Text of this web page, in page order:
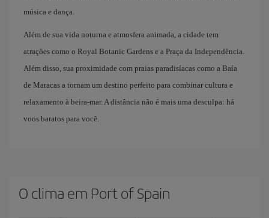
música e dança.
Além de sua vida noturna e atmosfera animada, a cidade tem
atrações como o Royal Botanic Gardens e a Praça da Independência.
Além disso, sua proximidade com praias paradisíacas como a Baía
de Maracas a tornam um destino perfeito para combinar cultura e
relaxamento à beira-mar. A distância não é mais uma desculpa: há
voos baratos para você.
O clima em Port of Spain